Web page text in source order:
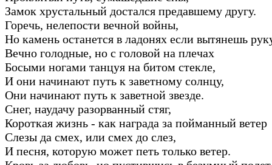
Замок хрустальный достался предавшему другу.
Горечь, нелепости вечной войны,
Но камень останется в ладонях если вытянешь
Вечно голодные, но с головой на плечах
Босыми ногами танцуя на битом стекле,
И они начинают путь к заветному солнцу,
Они начинают путь к заветной звезде.
Снег, наудачу разорванный стяг,
Короткая жизнь - как награда за пойманный ветер
Слезы да смех, или смех до слез,
И песня, которую может петь только ветер.